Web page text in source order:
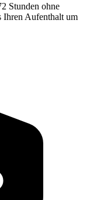
Stunden ohne
Ihren Aufenthalt um